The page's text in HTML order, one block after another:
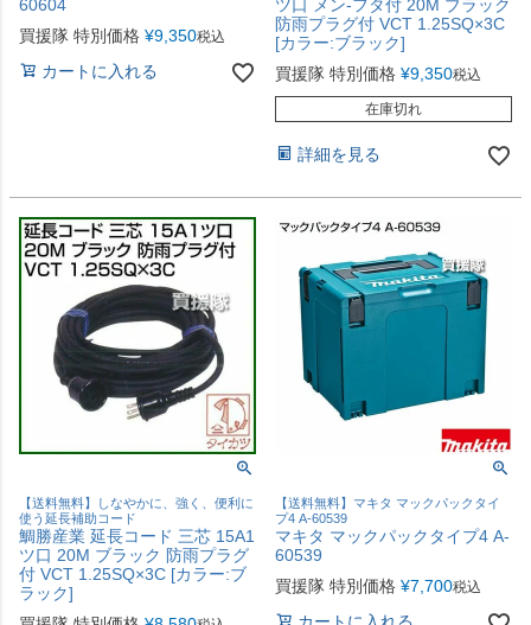
60604
買援隊 特別価格 ¥9,350税込
カートに入れる
ツ口 メン-フタ付 20M ブラック
防雨プラグ付 VCT 1.25SQ×3C
[カラー:ブラック]
買援隊 特別価格 ¥9,350税込
在庫切れ
詳細を見る
【送料無料】しなやかに、強く、便利に
使う延長補助コード
鯛勝産業 延長コード 三芯 15A1
ツ口 20M ブラック 防雨プラグ
付 VCT 1.25SQ×3C [カラー:ブ
ラック]
【送料無料】マキタ マックパックタイ
プ4 A-60539
マキタ マックパックタイプ4 A-
60539
買援隊 特別価格 ¥7,700税込